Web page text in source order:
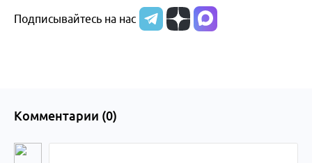
Алтайского
Подписывайтесь на нас
Комментарии (0)